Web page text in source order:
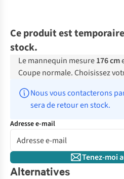
Ce produit est
stock.
Le mannequin mesure176 cm
Coupe normale. Choisissez
Nous vous contacterons
sera de retour en stock.
Adresse e-mail
Tenez-moi
Alternatives